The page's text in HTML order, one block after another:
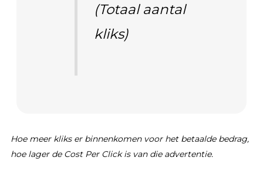
(Totaal aantal
kliks)
Hoe meer kliks er binnenkomen voor het betaalde bedrag,
hoe lager de Cost Per Click is van die advertentie.